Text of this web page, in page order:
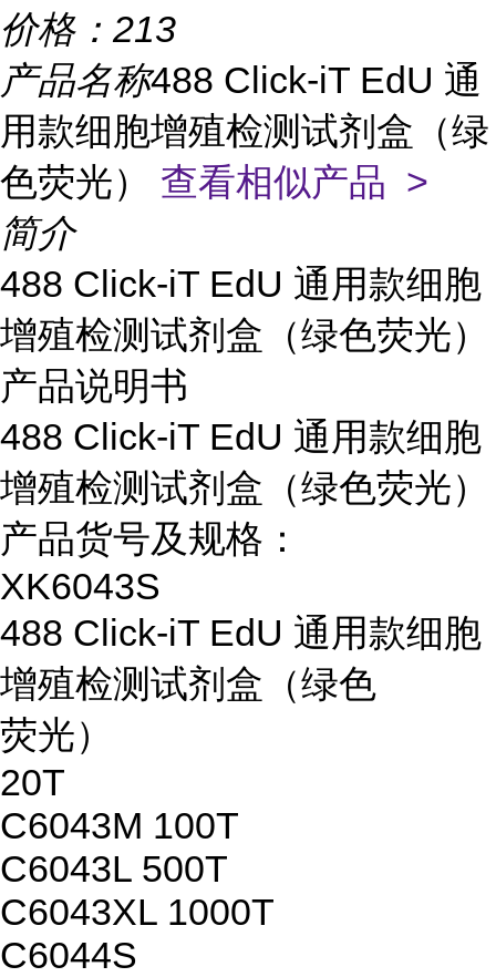
价格： 213
产品名称488 Click-iT EdU 通
用款细胞增殖检测试剂盒（绿
色荧光） 查看相似产品 >
简介
488 Click-iT EdU 通用款细胞
增殖检测试剂盒（绿色荧光）
产品说明书
488 Click-iT EdU 通用款细胞
增殖检测试剂盒（绿色荧光）
产品货号及规格：
XK6043S
488 Click-iT EdU 通用款细胞
增殖检测试剂盒（绿色
荧光）
20T
C6043M 100T
C6043L 500T
C6043XL 1000T
C6044S